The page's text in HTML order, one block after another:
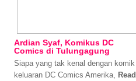
Ardian Syaf, Komikus DC
Comics di Tulungagung
Siapa yang tak kenal dengan komik
keluaran DC Comics Amerika, Read